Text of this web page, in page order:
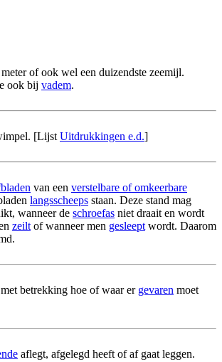
of ook wel een duizendste zeemijl.
ook bij vadem.
[Lijst Uitdrukkingen e.d.]
van een verstelbare of omkeerbare
langsscheeps staan. Deze stand mag
wanneer de schroefas niet draait en wordt
zeilt of wanneer men gesleept wordt. Daarom
betrekking hoe of waar er gevaren moet
aflegt, afgelegd heeft of af gaat leggen.